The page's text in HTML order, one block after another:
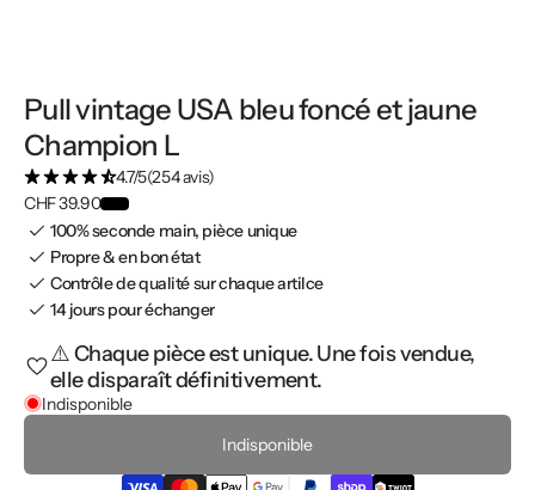
Pull vintage USA bleu foncé et jaune
Champion L
4.7/5(254 avis)
CHF 39.90
100% seconde main, pièce unique
Propre & en bon état
Contrôle de qualité sur chaque artilce
14 jours pour échanger
⚠️ Chaque pièce est unique. Une fois vendue,
elle disparaît définitivement.
Indisponible
Indisponible